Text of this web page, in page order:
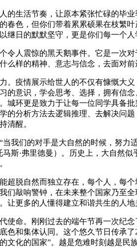
的生活节奏，让原本紧张忙碌的
春色，但你们带着累累硕果在枝繁
继日的默默坚守，更是你们每一个
令人震惊的黑天鹅事件。它是一次
么样的精神、意志与信念，去面对
。疫情展示给世人的不仅有慷慨大
的意识，学会思考、选择，拥有信
城环更是致力于让每一位同学具备
的分析方法去逻辑推理、去解决问
清醒。
我们的对手是大自然的时候，努
斯·弗里德曼）。历史上，大自然
超脱自然而独立存在，每个人，每
们敲响警钟，在未来整个国家乃至
让更多的人懂得建立和谐共生的人
命。刚刚过去的端午节再一次纪
色和集体认同。这个悠久节日传承
文化的国家”。越是危难时刻越是